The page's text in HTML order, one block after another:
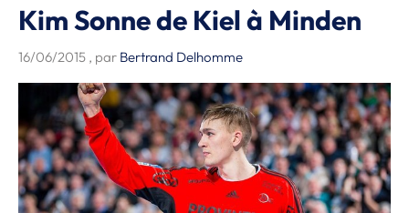
Kim Sonne de Kiel à Minden
16/06/2015 , par Bertrand Delhomme